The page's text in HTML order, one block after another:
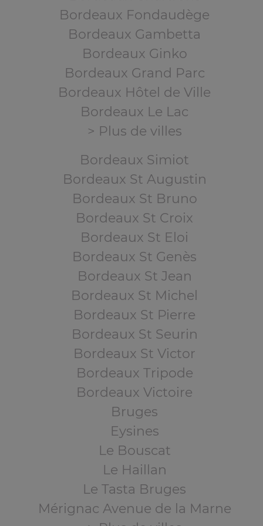
Bordeaux Fondaudège
Bordeaux Gambetta
Bordeaux Ginko
Bordeaux Grand Parc
Bordeaux Hôtel de Ville
Bordeaux Le Lac
> Plus de villes
Bordeaux Simiot
Bordeaux St Augustin
Bordeaux St Bruno
Bordeaux St Croix
Bordeaux St Eloi
Bordeaux St Genès
Bordeaux St Jean
Bordeaux St Michel
Bordeaux St Pierre
Bordeaux St Seurin
Bordeaux St Victor
Bordeaux Tripode
Bordeaux Victoire
Bruges
Eysines
Le Bouscat
Le Haillan
Le Tasta Bruges
Mérignac Avenue de la Marne